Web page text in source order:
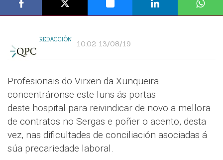
REDACCIÓN 10:02 13/08/19
Profesionais do Virxen da Xunqueira
concentráronse este luns ás portas
deste hospital para reivindicar de novo a mellora
de contratos no Sergas e poñer o acento, desta
vez, nas dificultades de conciliación asociadas á
súa precariedade laboral.